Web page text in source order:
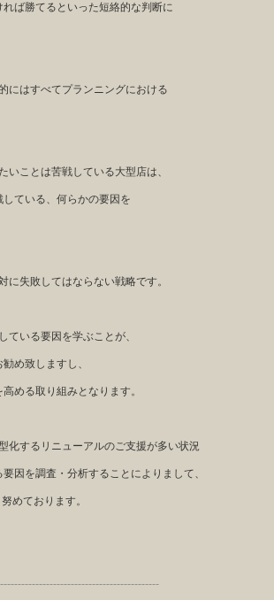
ば勝てるといった短絡的な判断に
にはすべてプランニングにおける
ことは苦戦している大型店は、
ている、何らかの要因を
に失敗してはならない戦略です。
ている要因を学ぶことが、
め致しますし、
める取り組みとなります。
化するリニューアルのご支援が多い状況
因を調査・分析することによりまして、
めております。